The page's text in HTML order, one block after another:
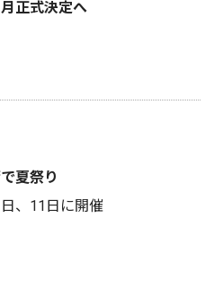
正式決定へ
夏祭り
、11日に開催